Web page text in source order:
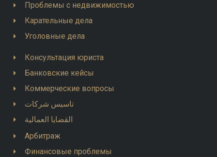
Проблемы с недвижимостью
Карательные дела
Уголовные дела
Консультация юриста
Банковские кейсы
Коммерческие вопросы
تاسيس شركات
القضايا العمالية
Арбитраж
Финансовые проблемы